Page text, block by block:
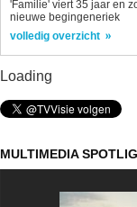
'Familie' viert 35 jaar en
nieuwe begingeneriek
volledig overzicht
Loading
MULTIMEDIA